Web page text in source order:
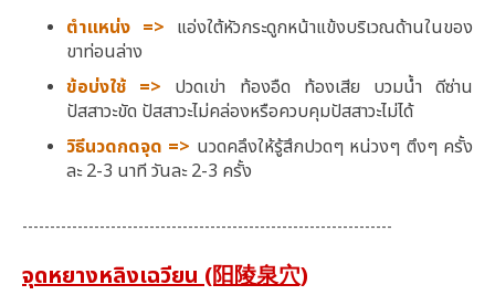
ตำแหน่ง => แอ่งใต้หัวกระดูกหน้าแข้งบริเวณด้านในของ
ขาท่อนล่าง
ข้อบ่งใช้ => ปวดเข่า ท้องอืด ท้องเสีย บวมน้ำ ดีซ่าน
ปัสสาวะขัด ปัสสาวะไม่คล่องหรือควบคุมปัสสาวะไม่ได้
วิธีนวดกดจุด => นวดคลึงให้รู้สึกปวดๆ หน่วงๆ ตึงๆ ครั้ง
ละ 2-3 นาที วันละ 2-3 ครั้ง
-------------------------------------------------------------------
จุดหยางหลิงเฉวียน (阳陵泉穴)